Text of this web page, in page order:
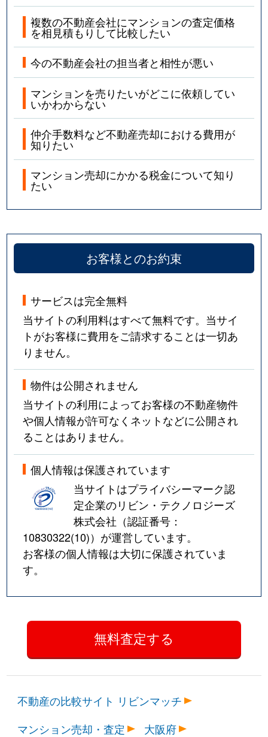
複数の不動産会社にマンションの査定価格
を相見積もりして比較したい
今の不動産会社の担当者と相性が悪い
マンションを売りたいがどこに依頼してい
いかわからない
仲介手数料など不動産売却における費用が
知りたい
マンション売却にかかる税金について知り
たい
お客様とのお約束
サービスは完全無料
当サイトの利用料はすべて無料です。当サイ
トがお客様に費用をご請求することは一切あ
りません。
物件は公開されません
当サイトの利用によってお客様の不動産物件
や個人情報が許可なくネットなどに公開され
ることはありません。
個人情報は保護されています
当サイトはプライバシーマーク認
定企業のリビン・テクノロジーズ
株式会社（認証番号：
10830322(10)）が運営しています。
お客様の個人情報は大切に保護されていま
す。
不動産の比較サイト リビンマッチ
マンション売却・査定
大阪府